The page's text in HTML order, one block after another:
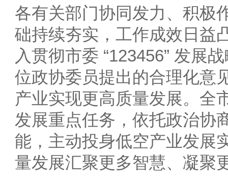
各有关部门协同发力、积极
础持续夯实，工作成效日益
入贯彻市委 “123456” 发展
位政协委员提出的合理化意
产业实现更高质量发展。全
发展重点任务，依托政治协
能，主动投身低空产业发展
量发展汇聚更多智慧、凝聚